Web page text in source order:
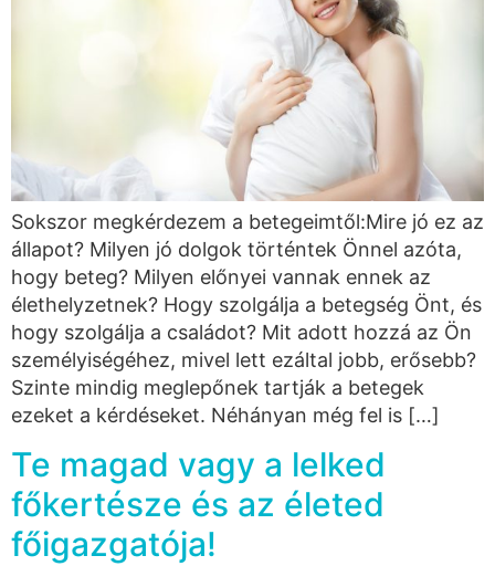
Sokszor megkérdezem a betegeimtől:Mire jó ez az
állapot? Milyen jó dolgok történtek Önnel azóta,
hogy beteg? Milyen előnyei vannak ennek az
élethelyzetnek? Hogy szolgálja a betegség Önt, és
hogy szolgálja a családot? Mit adott hozzá az Ön
személyiségéhez, mivel lett ezáltal jobb, erősebb?
Szinte mindig meglepőnek tartják a betegek
ezeket a kérdéseket. Néhányan még fel is […]
Te magad vagy a lelked
főkertésze és az életed
főigazgatója!